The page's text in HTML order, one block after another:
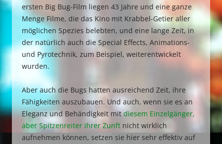
ersten Big Bug-Film liegen 43 Jahre und eine ganze
Menge Filme, die das Kino mit Krabbel-Getier aller
möglichen Spezies belebten, und eine lange Zeit, in
der natürlich auch die Special Effects, Animations-
und Pyrotechnik, zum Beispiel, weiterentwickelt
wurden.
Aber auch die Bugs hatten ausreichend Zeit, ihre
Fähigkeiten auszubauen. Und auch, wenn sie es an
Eleganz und Behändigkeit mitdiesem Einzelgänger,
aber Spitzenreiter ihrer Zunft nicht wirklich
aufnehmen können, setzen sie hier sehr effektiv auf